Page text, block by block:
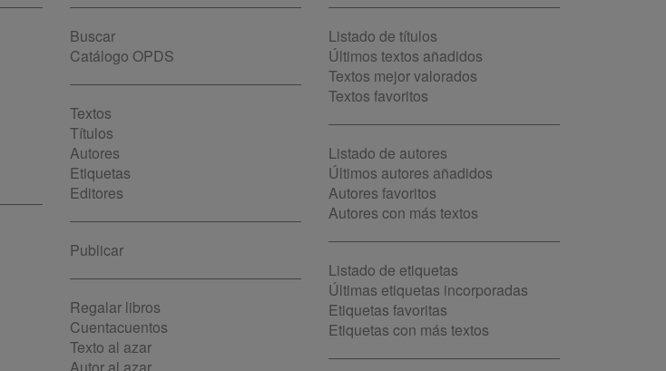
Buscar
Catálogo OPDS
Textos
Títulos
Autores
Etiquetas
Editores
Publicar
Regalar libros
Cuentacuentos
Texto al azar
Listado de títulos
Últimos textos añadidos
Textos mejor valorados
Textos favoritos
Listado de autores
Últimos autores añadidos
Autores favoritos
Autores con más textos
Listado de etiquetas
Últimas etiquetas incorporadas
Etiquetas favoritas
Etiquetas con más textos